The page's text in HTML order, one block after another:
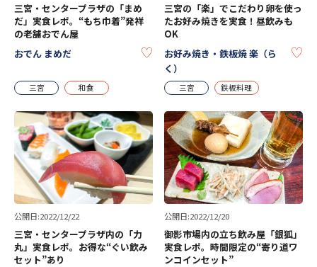
三宮・センタープラザの「まめ
だ」実食レポ。“もち巾着”発祥
の老舗おでん屋
おでん まめだ
KEEP
三宮 和食
三宮の「楽」でこだわり卵を使っ
たお好み焼きを実食！昼飲みも
OK
お好み焼き・鉄板焼 楽（ら
く）
三宮 鉄板料理
公開日:2022/12/22
三宮・センタープラザ内の「力
丸」実食レポ。お得な“ぐい飲み
セット”あり
公開日:2022/12/20
御影市場内の立ち飲み屋「銀狐」
実食レポ。時間限定の“寄り道ワ
ンコインセット”